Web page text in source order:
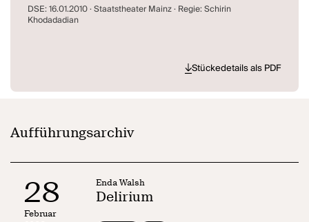
DSE: 16.01.2010 · Staatstheater Mainz · Regie: Schirin
Khodadadian
Stückedetails als PDF
Aufführungsarchiv
28
Februar
Enda Walsh
Delirium